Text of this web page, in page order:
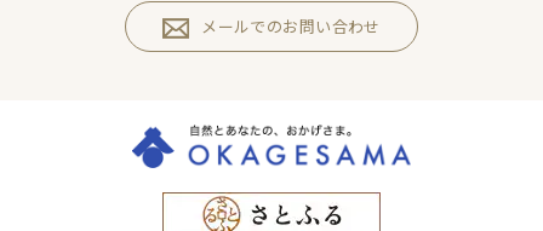
メールでのお問い合わせ